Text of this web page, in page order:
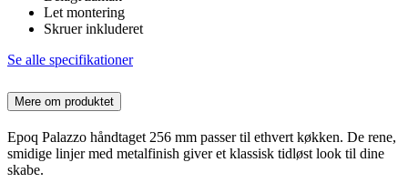
Let montering
Skruer inkluderet
Se alle specifikationer
Mere om produktet
Epoq Palazzo håndtaget 256 mm passer til ethvert køkken. De rene,
smidige linjer med metalfinish giver et klassisk tidløst look til dine
skabe.